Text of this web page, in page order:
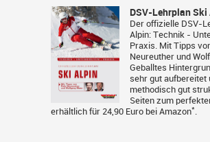
DSV-Lehrplan Ski
Der offizielle DSV-
Alpin: Technik -
Praxis. Mit Tipps
Neureuther und
Geballtes
sehr gut aufbereitet
methodisch gut
Seiten zum
erhältlich für 24,90 Euro bei Amazon*